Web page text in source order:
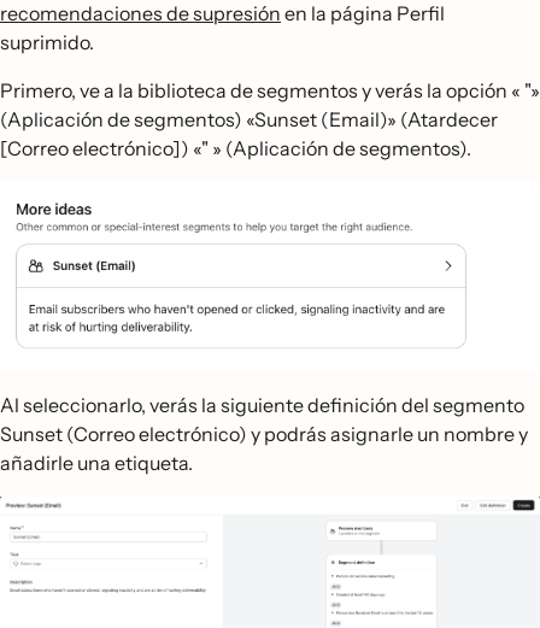
recomendaciones de supresión en la página Perfil
suprimido.
Primero, ve a la biblioteca de segmentos y verás la opción « "»
(Aplicación de segmentos) «Sunset (Email)» (Atardecer
[Correo electrónico]) «" » (Aplicación de segmentos).
Al seleccionarlo, verás la siguiente definición del segmento
Sunset (Correo electrónico) y podrás asignarle un nombre y
añadirle una etiqueta.